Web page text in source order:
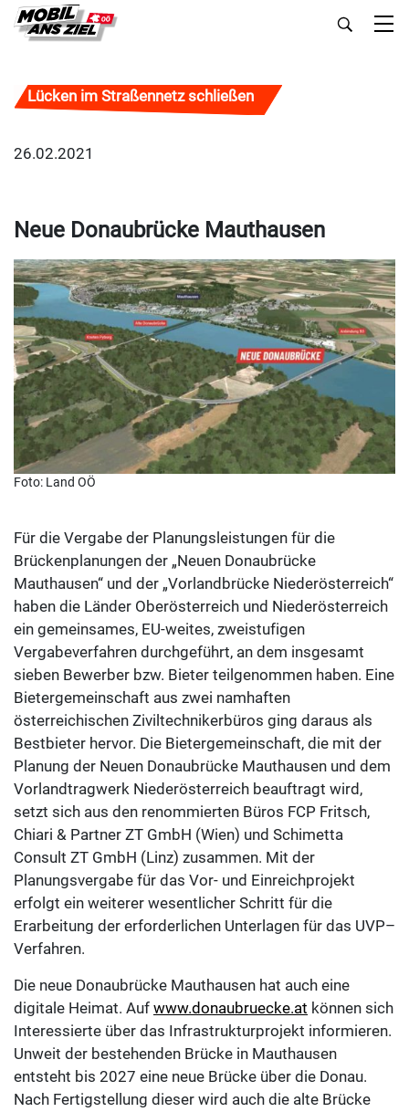
Lücken im Straßennetz schließen
26.02.2021
Neue Donaubrücke Mauthausen
Foto: Land OÖ
Für die Vergabe der Planungsleistungen für die
Brückenplanungen der „Neuen Donaubrücke
Mauthausen“ und der „Vorlandbrücke Niederösterreich“
haben die Länder Oberösterreich und Niederösterreich
ein gemeinsames, EU-weites, zweistufigen
Vergabeverfahren durchgeführt, an dem insgesamt
sieben Bewerber bzw. Bieter teilgenommen haben. Eine
Bietergemeinschaft aus zwei namhaften
österreichischen Ziviltechnikerbüros ging daraus als
Bestbieter hervor. Die Bietergemeinschaft, die mit der
Planung der Neuen Donaubrücke Mauthausen und dem
Vorlandtragwerk Niederösterreich beauftragt wird,
setzt sich aus den renommierten Büros FCP Fritsch,
Chiari & Partner ZT GmbH (Wien) und Schimetta
Consult ZT GmbH (Linz) zusammen. Mit der
Planungsvergabe für das Vor- und Einreichprojekt
erfolgt ein weiterer wesentlicher Schritt für die
Erarbeitung der erforderlichen Unterlagen für das UVP–
Verfahren.
Die neue Donaubrücke Mauthausen hat auch eine
digitale Heimat. Auf www.donaubruecke.at können sich
Interessierte über das Infrastrukturprojekt informieren.
Unweit der bestehenden Brücke in Mauthausen
entsteht bis 2027 eine neue Brücke über die Donau.
Nach Fertigstellung dieser wird auch die alte Brücke